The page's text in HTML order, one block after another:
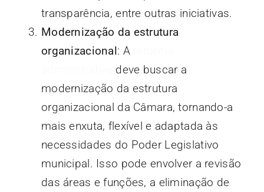
transparência, entre outras iniciativas.
Modernização da estrutura
organizacional: A
deve buscar a
modernização da estrutura
organizacional da Câmara, tornando-a
mais enxuta, flexível e adaptada às
necessidades do Poder Legislativo
municipal. Isso pode envolver a revisão
das áreas e funções, a eliminação de